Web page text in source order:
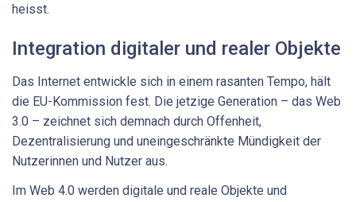
heisst.
Integration digitaler und realer Objekte
Das Internet entwickle sich in einem rasanten Tempo, hält
die EU-Kommission fest. Die jetzige Generation – das Web
3.0 – zeichnet sich demnach durch Offenheit,
Dezentralisierung und uneingeschränkte Mündigkeit der
Nutzerinnen und Nutzer aus.
Im Web 4.0 werden digitale und reale Objekte und